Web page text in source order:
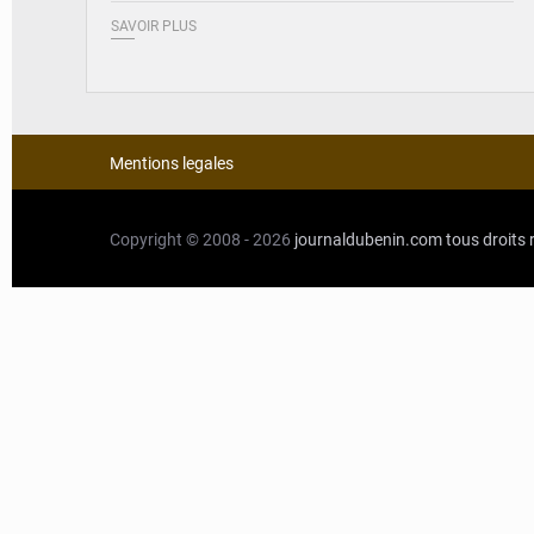
SAVOIR PLUS
Mentions legales
Copyright © 2008 - 2026 journaldubenin.comtous droits